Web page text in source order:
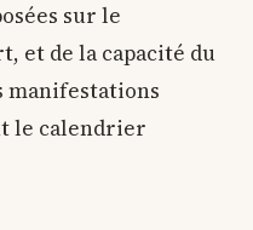
sur le
et de la capacité du
manifestations
le calendrier